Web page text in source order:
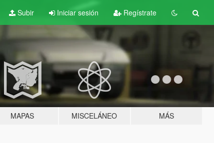
Subir Iniciar sesión Regístrate
MAPAS MISCELÁNEO MÁS